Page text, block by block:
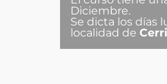
Diciembre.
Se dicta los días
localidad de